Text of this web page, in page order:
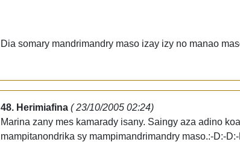
Dia somary mandrimandry maso izay izy no manao
48. Herimiafina ( 23/10/2005 02:24)
Marina zany mes kamarady isany. Saingy aza adino
mampitanondrika sy mampimandrimandry maso.:-D:-